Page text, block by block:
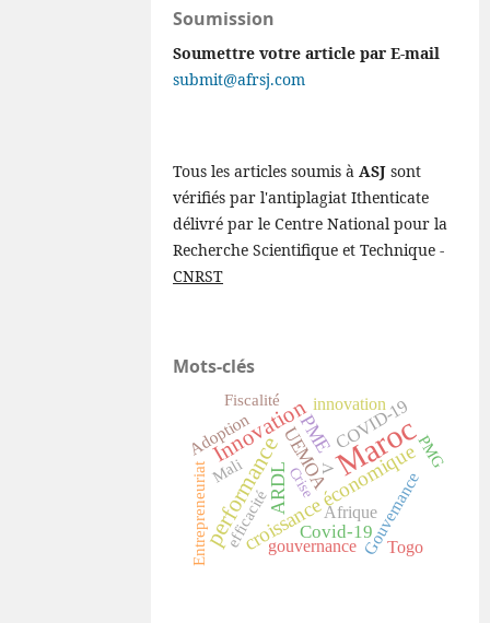
Soumission
Soumettre votre article par E-mail
submit@afrsj.com
Tous les articles soumis àASJ sont
vérifiés par l'antiplagiat Ithenticate
délivré par le Centre National pour la
Recherche Scientifique et Technique -
CNRST
Mots-clés
Maroc
performance
Innovation
croissance économique
ARDL
PME
Covid-19
UEMOA
Afrique
COVID-19
Gouvernance
Adoption
gouvernance
innovation
Togo
Fiscalité
Entrepreneuriat V
Mali PMG
efficacité
Crise